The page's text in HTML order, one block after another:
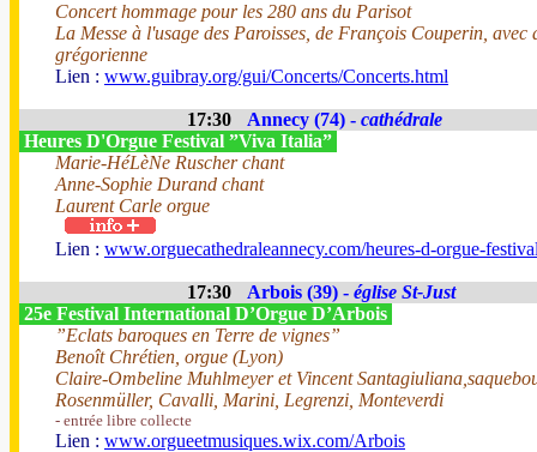
Concert hommage pour les 280 ans du Parisot
La Messe à l'usage des Paroisses, de François Couperin, avec
grégorienne
Lien : www.guibray.org/gui/Concerts/Concerts.html
17:30 Annecy (74) - cathédrale
Heures D'Orgue Festival ”Viva Italia”
Marie-HéLèNe Ruscher chant
Anne-Sophie Durand chant
Laurent Carle orgue
Lien : www.orguecathedraleannecy.com/heures-d-orgue-
17:30 Arbois (39) - église St-Just
25e Festival International D’Orgue D’Arbois
”Eclats baroques en Terre de vignes”
Benoît Chrétien, orgue (Lyon)
Claire-Ombeline Muhlmeyer et Vincent
Rosenmüller, Cavalli, Marini, Legrenzi, Monteverdi
- entrée libre collecte
Lien : www.orgueetmusiques.wix.com/Arbois